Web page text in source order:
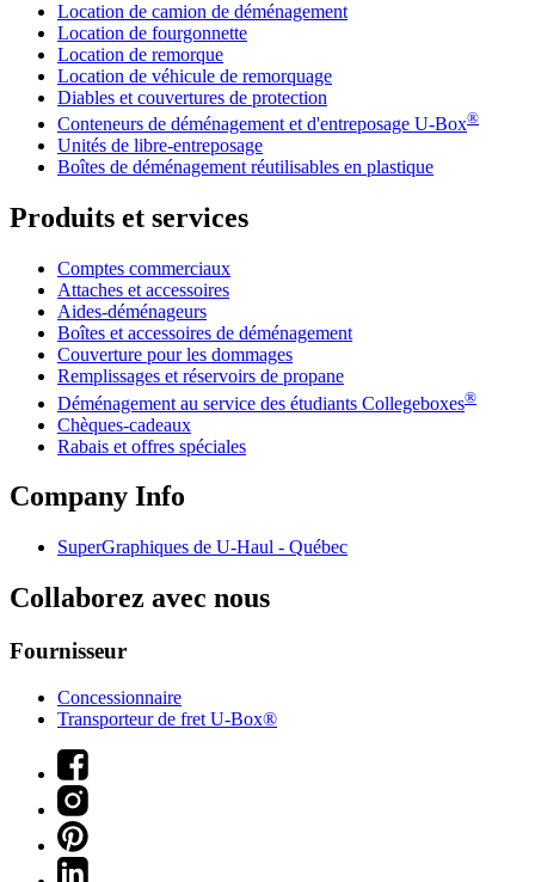
Location de camion de déménagement
Location de fourgonnette
Location de remorque
Location de véhicule de remorquage
Diables et couvertures de protection
Conteneurs de déménagement et d'entreposage U-Box®
Unités de libre-entreposage
Boîtes de déménagement réutilisables en plastique
Produits et services
Comptes commerciaux
Attaches et accessoires
Aides-déménageurs
Boîtes et accessoires de déménagement
Couverture pour les dommages
Remplissages et réservoirs de propane
Déménagement au service des étudiants Collegeboxes®
Chèques-cadeaux
Rabais et offres spéciales
Company Info
SuperGraphiques de U-Haul - Québec
Collaborez avec nous
Fournisseur
Concessionnaire
Transporteur de fret U-Box®